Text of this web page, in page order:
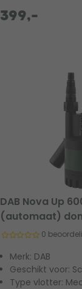
399,-
DAB Nova Up
(automaat)
0
Merk: DAB
Geschikt voor:
Type vlotter: